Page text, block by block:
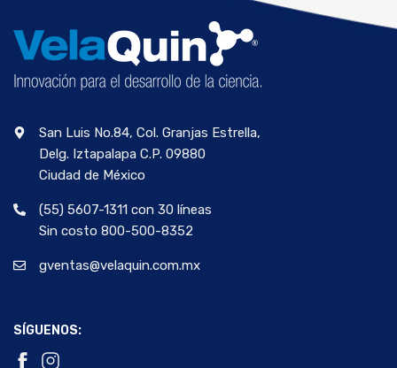
San Luis No.84, Col. Granjas Estrella,
Delg. Iztapalapa C.P. 09880
Ciudad de México
(55) 5607-1311 con 30 líneas
Sin costo 800-500-8352
gventas@velaquin.com.mx
SÍGUENOS: